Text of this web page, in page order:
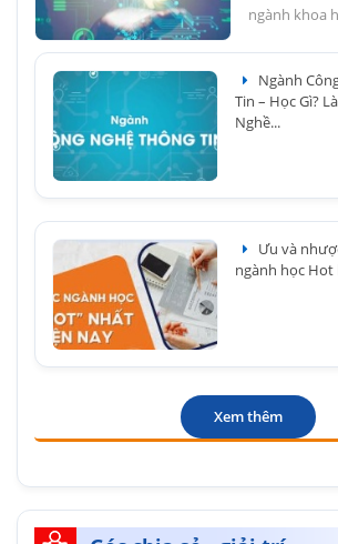
ngành khoa
Ngành
Tin – Học Gì?
Nghề...
Ưu và
ngành học Hot
Xem thêm